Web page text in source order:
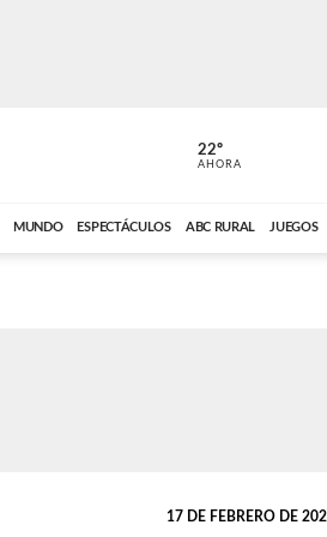
ABC CARDINAL
22º
AHORA
MUNDO ESPECTÁCULOS ABC RURAL JUEGOS
17 DE FEBRERO DE